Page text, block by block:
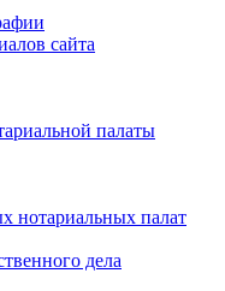
сайта
палаты
нотариальных палат
дела